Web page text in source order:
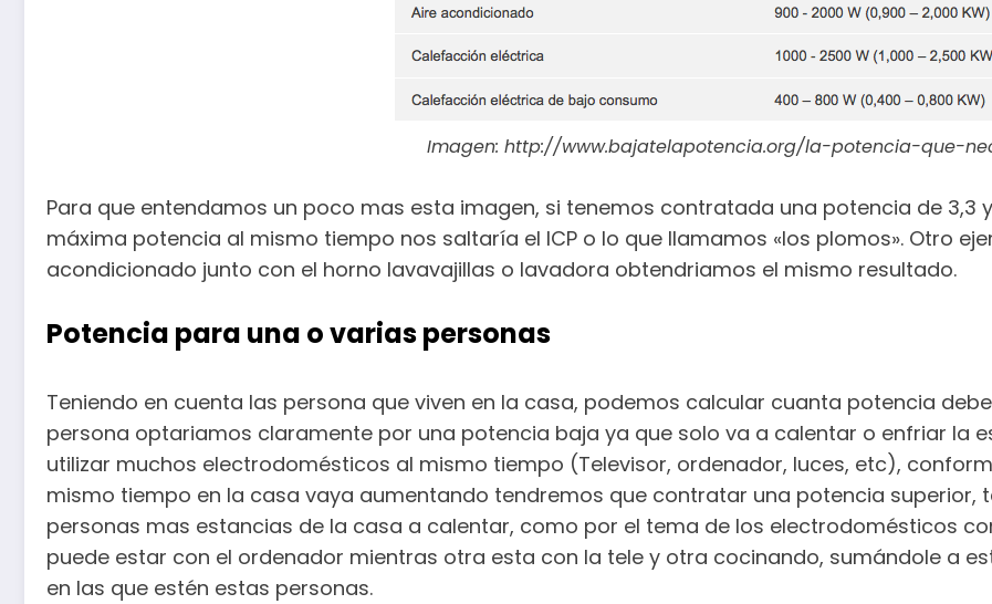
Imagen: http://www.bajatelapotencia.org/la-potencia-que-
Para que entendamos un poco mas esta imagen, si tenemos contratada una potencia de
máxima potencia al mismo tiempo nos saltaría el ICP o lo que llamamos «los plomos». Otro
acondicionado junto con el horno lavavajillas o lavadora obtendriamos el mismo resultado.
Potencia para una o varias personas
Teniendo en cuenta las persona que viven en la casa, podemos calcular cuanta potencia
persona optariamos claramente por una potencia baja ya que solo va a calentar o enfriar la
utilizar muchos electrodomésticos al mismo tiempo (Televisor, ordenador, luces, etc),
mismo tiempo en la casa vaya aumentando tendremos que contratar una potencia
personas mas estancias de la casa a calentar, como por el tema de los electrodomésticos
puede estar con el ordenador mientras otra esta con la tele y otra cocinando, sumándole a
en las que estén estas personas.